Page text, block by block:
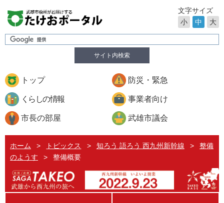
サイト内検索
文字サイズ
小
中 大
トップ 防災・緊急
くらしの情報 事業者向け
市長の部屋 武雄市議会
ホーム > トピックス > 知ろう 語ろう 西九州新幹線 >
整備
のようす
> 整備概要